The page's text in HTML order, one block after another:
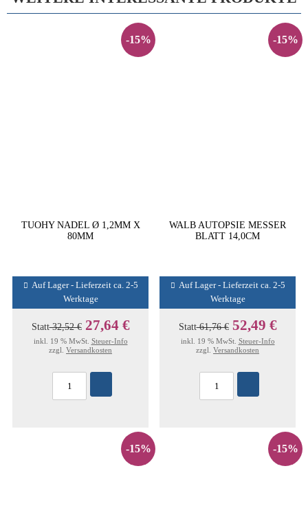
-15%
TUOHY NADEL Ø 1,2MM X
80MM
Auf Lager - Lieferzeit ca. 2-5
Werktage
Statt32,52 € 27,64 €
inkl. 19 % MwSt. Steuer-Info
zzgl. Versandkosten
-15%
WALB AUTOPSIE MESSER
BLATT 14,0CM
Auf Lager - Lieferzeit ca. 2-5
Werktage
Statt61,76 € 52,49 €
inkl. 19 % MwSt. Steuer-Info
zzgl. Versandkosten
-15% -15%